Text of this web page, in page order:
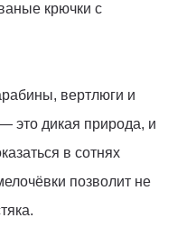
крючки с
вертлюги и
это дикая природа, и
в сотнях
позволит не